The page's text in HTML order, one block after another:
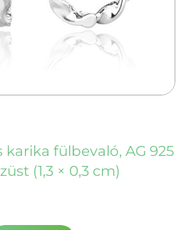
fülbevaló, AG 925
(1,3 × 0,3 cm)